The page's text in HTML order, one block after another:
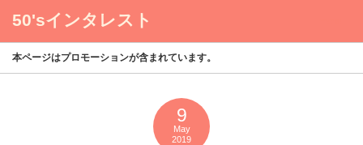
50'sインタレスト
本ページはプロモーションが含まれています。
9
May
2019